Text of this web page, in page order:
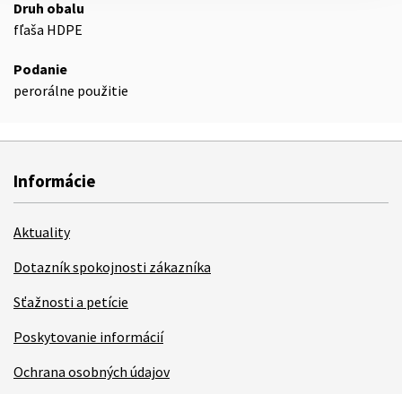
Druh obalu
fľaša HDPE
Podanie
perorálne použitie
Informácie
Aktuality
Dotazník spokojnosti zákazníka
Sťažnosti a petície
Poskytovanie informácií
Ochrana osobných údajov